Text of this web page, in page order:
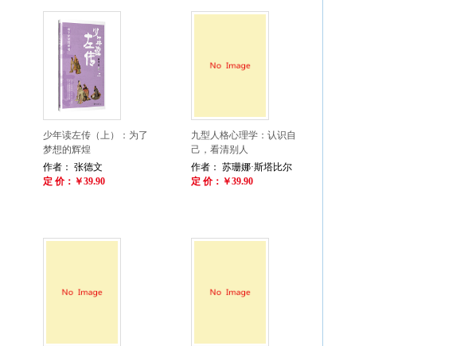
少年读左传（上）：为了
梦想的辉煌
作者： 张德文
定 价：￥39.90
九型人格心理学：认识自
己，看清别人
作者： 苏珊娜·斯塔比尔
定 价：￥39.90